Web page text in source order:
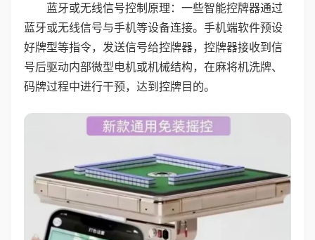
蓝牙或无线信号控制原理：一些智能控牌器通过
蓝牙或无线信号与手机等设备连接。手机端软件预设
好牌型等指令，发送信号给控牌器，控牌器接收到信
号后驱动内部微型电机或机械结构，在麻将机洗牌、
码牌过程中进行干预，达到控牌目的。